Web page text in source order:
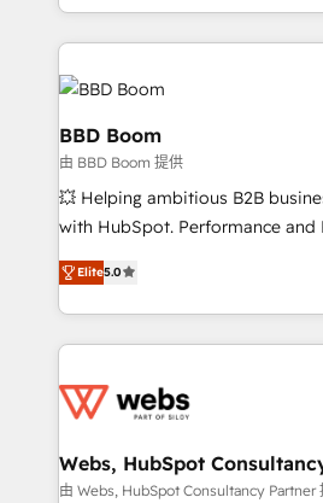
enterprise-grade campaigns,
builds scalable strategies that
revenue. ⚙️ HubSpot Integration & Optimization •
Seamless CRM, CMS, and
Complex platform migrations and
Custom APIs and third-party integrations
End Revenue Acceleration •
pipeline growth programs •
customer journey mapping 🏅 Elite-Level HubSpot
startups to global brands
BBD Boom
由 BBD Boom 提供
💥 Helping ambitious B2B
with HubSpot. Performance and
BBD Boom is the HubSpot
to HubSpot Better. We work with
solve all your HubSpot
adoption, sales process and
the first time 🔧 Designing and
and build using HubSpot 🔌
with other systems 🎓 Training
Elite5.0
Webs, HubSpot
由 Webs, HubSpot Consultancy Partner